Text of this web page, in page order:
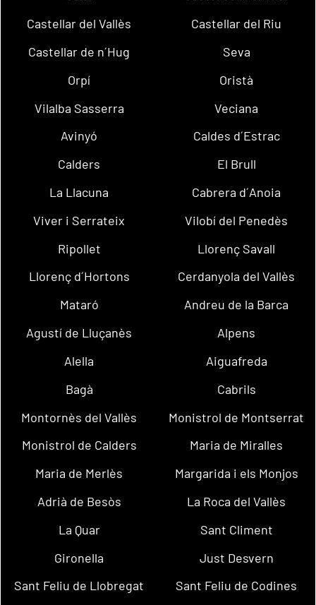
Castellar del Vallès
Castellar del Riu
Castellar de n´Hug
Seva
Orpí
Oristà
Vilalba Sasserra
Veciana
Avinyó
Caldes d´Estrac
Calders
El Brull
La Llacuna
Cabrera d´Anoia
Viver i Serrateix
Vilobí del Penedès
Ripollet
Llorenç Savall
Llorenç d´Hortons
Cerdanyola del Vallès
Mataró
Andreu de la Barca
Agustí de Lluçanès
Alpens
Alella
Aiguafreda
Bagà
Cabrils
Montornès del Vallès
Monistrol de Montserrat
Monistrol de Calders
Maria de Miralles
Maria de Merlès
Margarida i els Monjos
Adrià de Besòs
La Roca del Vallès
La Quar
Sant Climent
Gironella
Just Desvern
Sant Feliu de Llobregat
Sant Feliu de Codines